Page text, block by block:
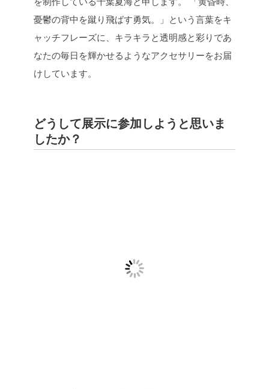
憂鬱の背中を蹴り飛ばす勇気。」という言葉をキ
ャッチフレーズに、キラキラと透明感と彩りであ
なたの毎日を輝かせるようなアクセサリーをお届
けしています。
どうして展示に参加しようと思いま
したか？